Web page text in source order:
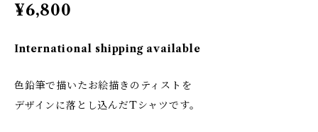
¥6,800
International shipping available
色鉛筆で描いたお絵描きのティストを
デザインに落とし込んだTシャツです。